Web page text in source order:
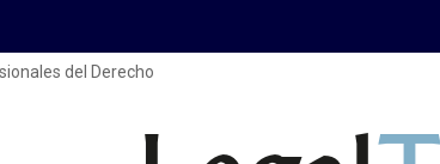
del Derecho